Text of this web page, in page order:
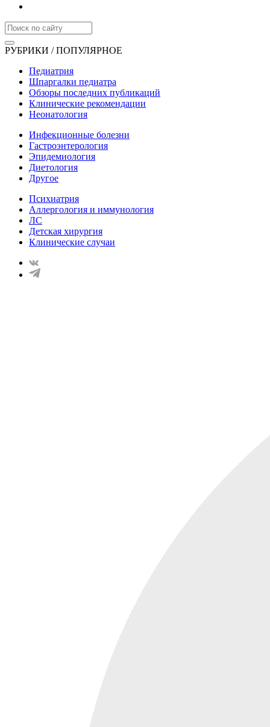
РУБРИКИ / ПОПУЛЯРНОЕ
Педиатрия
Шпаргалки педиатра
Обзоры последних публикаций
Клинические рекомендации
Неонатология
Инфекционные болезни
Гастроэнтерология
Эпидемиология
Диетология
Другое
Психиатрия
Аллергология и иммунология
ЛС
Детская хирургия
Клинические случаи